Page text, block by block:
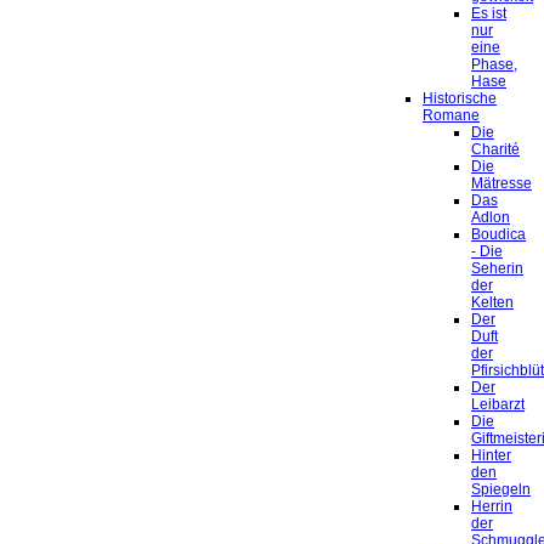
Es ist
nur
eine
Phase,
Hase
Historische
Romane
Die
Charité
Die
Mätresse
Das
Adlon
Boudica
- Die
Seherin
der
Kelten
Der
Duft
der
Der
Leibarzt
Die
Hinter
den
Spiegeln
Herrin
der